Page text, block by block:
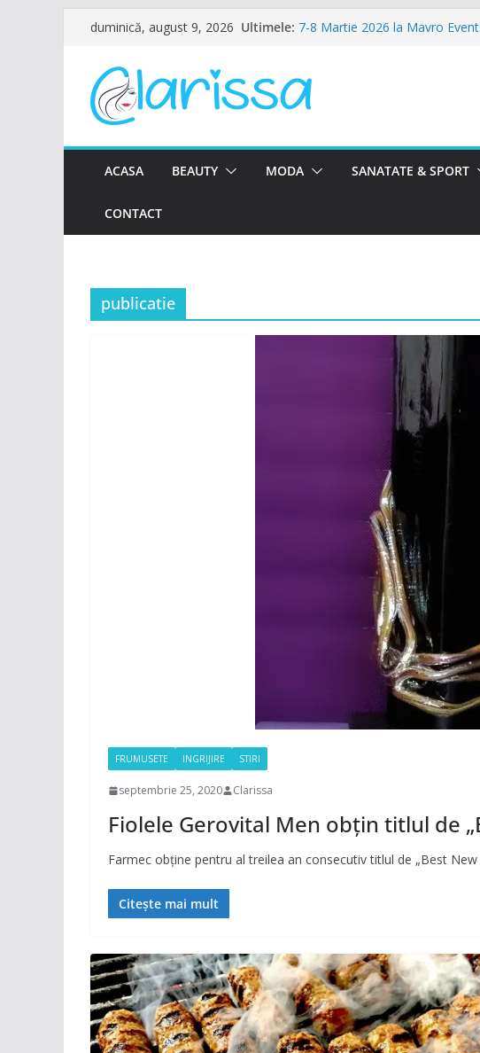
conținut
duminică, august 9, 2026 Ultimele: 7-8 Martie 2026 la Mavro
Ziua Femeii se sarbatoreste La
Petrecere de Ziua Femeii la La
ACASA BEAUTY MODA SANATATE & SPORT
CONTACT
publicatie
FRUMUSETE INGRIJIRE STIRI
septembrie 25, 2020 Clarissa
Fiolele Gerovital Men obțin titlul de
Farmec obține pentru al treilea an consecutiv titlul de „Best
Citește mai mult